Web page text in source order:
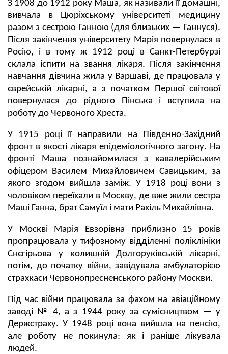
З 1908 до 1912 року Маша, як називали її домашні,
вивчала в Цюріхському університеті медицину
разом з сестрою Ганною (для близьких — Ганнуся).
Після закінчення університету Марія повернулася в
Росію, і в тому ж 1912 році в Санкт-Петербурзі
склала іспити на звання лікаря. Після закінчення
навчання дівчина жила у Варшаві, де працювала у
єврейській лікарні, а з початком Першої світової
повернулася до рідного Пінська і вступила на
роботу до Червоного Хреста.
У 1915 році її направили на Південно-Західний
фронт в якості лікаря епідеміологічного загону. На
фронті Маша познайомилася з кавалерійським
офіцером Василем Михайловичем Савицьким, за
якого згодом вийшла заміж. У 1918 році вони з
чоловіком переїхали в Москву, де вже жили сестра
Маші Ганна, брат Самуїл і мати Рахіль Михайлівна.
У Москві Марія Евзорівна приблизно 15 років
пропрацювала у тифозному відділенні поліклініки
Снєгірьова у колишній Долгоруківській лікарні,
потім, до початку війни, завідувала амбулаторією
страхкаси Червонопресненського району Москви.
Під час війни працювала за фахом на авіаційному
заводі № 4, а з 1944 року за сумісництвом — у
Держстраху. У 1948 році вона вийшла на пенсію,
але роботу не покинула: як і раніше лікувала
людей.